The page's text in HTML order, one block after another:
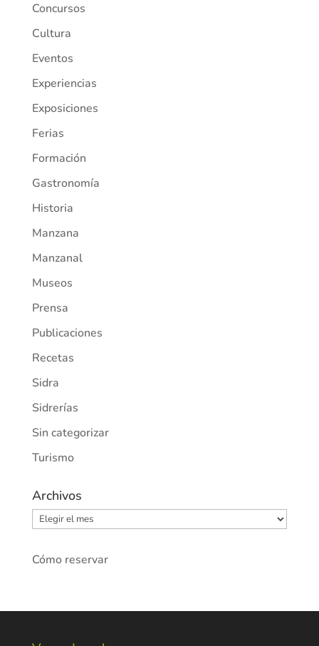
Concursos
Cultura
Eventos
Experiencias
Exposiciones
Ferias
Formación
Gastronomía
Historia
Manzana
Manzanal
Museos
Prensa
Publicaciones
Recetas
Sidra
Sidrerías
Sin categorizar
Turismo
Archivos
Archivos
Cómo reservar